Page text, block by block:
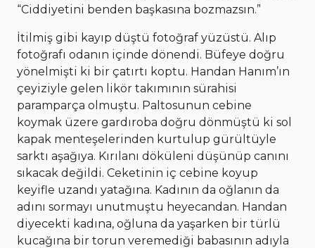
“Ciddiyetini benden başkasına bozmazsın.”
İtilmiş gibi kayıp düştü fotoğraf yüzüstü. Alıp
fotoğrafı odanın içinde dönendi. Büfeye doğru
yönelmişti ki bir çatırtı koptu. Handan Hanım’ın
çeyiziyle gelen likör takımının sürahisi
paramparça olmuştu. Paltosunun cebine
koymak üzere gardıroba doğru dönmüştü ki sol
kapak menteşelerinden kurtulup gürültüyle
sarktı aşağıya. Kırılanı döküleni düşünüp canını
sıkacak değildi. Ceketinin iç cebine koyup
keyifle uzandı yatağına. Kadının da oğlanın da
adını sormayı unutmuştu heyecandan. Handan
diyecekti kadına, oğluna da yaşarken bir türlü
kucağına bir torun veremediği babasının adıyla